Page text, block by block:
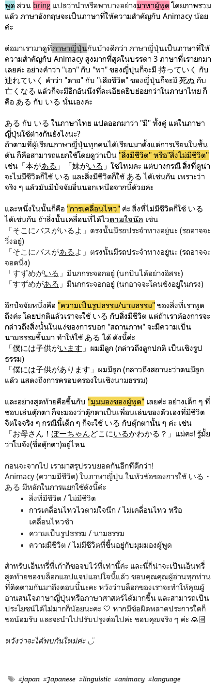
พูด ส่วน bring แปลว่านำหรือพาบางอย่างมาหาผู้พูด โดยภาพรวม
แล้ว ภาษาอังกฤษจะเป็นภาษาที่ให้ความสำคัญกับ Animacy น้อย
ค่ะ
ต่อมาเรามาดูที่ภาษาญี่ปุ่นกันบ้างดีกว่า ภาษาญี่ปุ่นเป็นภาษาที่ให้
ความสำคัญกับ Animacy สูงมากที่สุดในบรรดา 3 ภาษาที่เรายกมา
เลยค่ะ อย่างคำว่า "เอา" กับ "พา" ของญี่ปุ่นก็จะมี 持っていく กับ
連れていく คำว่า "ตาย" กับ "เสียชีวิต" ของญี่ปุ่นก็จะมี 死ぬ กับ
亡くなる แล้วก็จะมีอีกอันนึงที่ละเอียดยิบย่อยกว่าในภาษาไทย ก็
คือ ある กับ いる นั่นเองค่ะ
ある กับ いる ในภาษาไทย แปลออกมาว่า "มี" ทั้งคู่ แต่ในภาษา
ญี่ปุ่นใช้ต่างกันยังไงนะ?
ถ้าตามที่ผู้เรียนภาษาญี่ปุ่นทุกคนได้เรียนมาตั้งแต่การเรียนในชั้น
ต้น ก็คือสามารถแยกใช้โดยดูว่าเป็น "สิ่งมีชีิวิต" หรือ"สิ่งไม่มีชีวิต"
เช่น「本がある 」「妹がいる 」ใช่ไหมคะ แต่บางกรณี สิ่งที่ดูน่า
จะไม่มีีชีวิตก็ใช้ いる และสิ่งมีชีวิตก็ใช้ ある ได้เช่นกัน เพราะว่า
จริง ๆ แล้วมันมีปัจจัยอื่นนอกเหนือจากนี้ด้วยค่ะ
และหนึ่งในนั้นก็คือ "การเคลื่อนไหว" ค่ะ สิ่งที่ไม่มีชีวิตก็ใช้ いる
ได้เช่นกัน ถ้าสิ่งนั้นเคลื่อนที่ได้ไวตามใจนึก เช่น
「そこにバスがいる よ」ตรงนั้นมีรถประจำทางอยู่นะ (รถอาจจะ
วิ่งอยู่)
「そこにバスがある よ」ตรงนั้นมีรถประจำทางอยู่นะ (รถอาจจะ
จอดนิ่ง)
「すずめがいる 」มีนกกระจอกอยู่ (นกบินได้อย่างอิสระ)
「すずめがある 」มีนกกระจอกอยู่ (นกอาจจะโดนขังอยู่ในกรง)
อีกปัจจัยหนึ่งคือ "ความเป็นรูปธรรม/นามธรรม" ของสิ่งที่เราพูด
ถึงค่ะ โดยปกติแล้วเราจะใช้ いる กับสิ่งมีชีวิต แต่ถ้าเราต้องการจะ
กล่าวถึงสิ่งนั้นในแง่ของการบอก "สถานภาพ" จะมีความเป็น
นามธรรมขึ้นมา ทำให้ใช้ ある ได้ ดังนี้ค่ะ
「僕には子供がいます 」ผมมีลูก (กล่าวถึงลูกปกติ เป็นเชิงรูป
ธรรม)
「僕には子供があります 」ผมมีลูก (กล่าวถึงสถานะว่าตนมีลูก
แล้ว แสดงถึงการครอบครองในเชิงนามธรรม)
และอย่างสุดท้ายคือขึ้นกับ "มุมมองของผู้พูด" เลยค่ะ อย่างเด็ก ๆ ที่
ชอบเล่นตุ๊กตา ก็จะมองว่าตุ๊กตาเป็นเพื่อนเล่นของตัวเองที่มีชีวิต
จิตใจจริง ๆ กรณีนี้เด็ก ๆ ก็จะใช้ いる กับตุ๊กตานั้น ๆ ค่ะ เช่น
「お母さん！ ぼーちゃんどこにいるかわかる？」แม่คะ! รู้มั้ย
ว่าโบจัง(ชื่อตุ๊กตา)อยู่ไหน
ก่อนจะจากไป เรามาสรุปรวบยอดกันอีกทีดีกว่า!
Animacy (ความมีชีวิต) ในภาษาญี่ปุ่น ในหัวข้อของการใช้ いる・
ある มีหลักในการแยกใช้ดังนี้ค่ะ
สิ่งที่มีชีวิต / ไม่มีชีวิต
การเคลื่อนไหวไวตามใจนึก / ไม่เคลื่อนไหว หรือ
เคลื่อนไหวช้า
ความเป็นรูปธรรม / นามธรรม
ความมีชีวิต / ไม่มีชีวิตที่ขึ้นอยู่กับมุมมองผู้พูด
สำหรับเอ็นทรี่ที่เก้าก็ขอจบไว้ที่เท่านี้ค่ะ และนี่ก็น่าจะเป็นเอ็นทรี่
สุดท้ายของบล็อกแอปแจปแอปใจนี้แล้ว ขอบคุณคุณผู้อ่านทุกท่าน
ที่ติดตามกันมาถึงตอนนี้นะคะ หวังว่าบล็อกของเราจะทำให้คุณผู้
อ่านสนใจภาษาญี่ปุ่นหรือภาษาศาสตร์ได้มากขึ้น และสามารถเป็น
ประโยชน์ได้ไม่มากก็น้อยนะคะ 🤍 หากมีข้อผิดพลาดประการใดก็
ขอน้อมรับ และจะนำไปปรับปรุงต่อไปค่ะ ขอบคุณจริง ๆ ค่ะ 🙏🏻
หวังว่าจะได้พบกันใหม่ค่ะ ◡̈
#japan #Japanese #linguistic #animacy #language